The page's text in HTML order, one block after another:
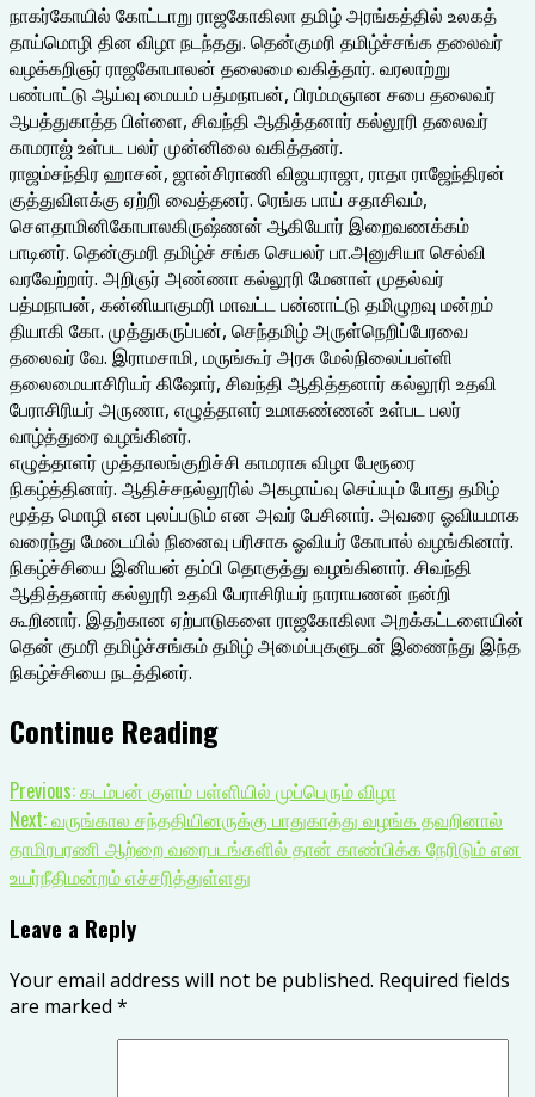
நாகர்கோயில் கோட்டாறு ராஜகோகிலா தமிழ் அரங்கத்தில் உலகத்
தாய்மொழி தின விழா நடந்தது. தென்குமரி தமிழ்ச்சங்க தலைவர்
வழக்கறிஞர் ராஜகோபாலன் தலைமை வகித்தார். வரலாற்று
பண்பாட்டு ஆய்வு மையம் பத்மநாபன், பிரம்மஞான சபை தலைவர்
ஆபத்துகாத்த பிள்ளை, சிவந்தி ஆதித்தனார் கல்லூரி தலைவர்
காமராஜ் உள்பட பலர் முன்னிலை வகித்தனர்.
ராஜம்சந்திர ஹாசன், ஜான்சிராணி விஜயராஜா, ராதா ராஜேந்திரன்
குத்துவிளக்கு ஏற்றி வைத்தனர். ரெங்க பாய் சதாசிவம்,
சௌதாமினிகோபாலகிருஷ்ணன் ஆகியோர் இறைவணக்கம்
பாடினர். தென்குமரி தமிழ்ச் சங்க செயலர் பா.அனுசியா செல்வி
வரவேற்றார். அறிஞர் அண்ணா கல்லூரி மேனாள் முதல்வர்
பத்மநாபன், கன்னியாகுமரி மாவட்ட பன்னாட்டு தமிழுறவு மன்றம்
தியாகி கோ. முத்துகருப்பன், செந்தமிழ் அருள்நெறிப்பேரவை
தலைவர் வே. இராமசாமி, மருங்கூர் அரசு மேல்நிலைப்பள்ளி
தலைமையாசிரியர் கிஷோர், சிவந்தி ஆதித்தனார் கல்லூரி உதவி
பேராசிரியர் அருணா, எழுத்தாளர் உமாகண்ணன் உள்பட பலர்
வாழ்த்துரை வழங்கினர்.
எழுத்தாளர் முத்தாலங்குறிச்சி காமராசு விழா பேரூரை
நிகழ்த்தினார். ஆதிச்சநல்லூரில் அகழாய்வு செய்யும் போது தமிழ்
மூத்த மொழி என புலப்படும் என அவர் பேசினார். அவரை ஓவியமாக
வரைந்து மேடையில் நினைவு பரிசாக ஓவியர் கோபால் வழங்கினார்.
நிகழ்ச்சியை இனியன் தம்பி தொகுத்து வழங்கினார். சிவந்தி
ஆதித்தனார் கல்லூரி உதவி பேராசிரியர் நாராயணன் நன்றி
கூறினார். இதற்கான ஏற்பாடுகளை ராஜகோகிலா அறக்கட்டளையின்
தென் குமரி தமிழ்ச்சங்கம் தமிழ் அமைப்புகளுடன் இணைந்து இந்த
நிகழ்ச்சியை நடத்தினர்.
Continue Reading
Previous:கடம்பன் குளம் பள்ளியில் முப்பெரும் விழா
Next:வருங்கால சந்ததியினருக்கு பாதுகாத்து வழங்க தவறினால்
தாமிரபரணி ஆற்றை வரைபடங்களில் தான் காண்பிக்க நேரிடும் என
உயர்நீதிமன்றம் எச்சரித்துள்ளது
Leave a Reply
Your email address will not be published. Required fields
are marked *